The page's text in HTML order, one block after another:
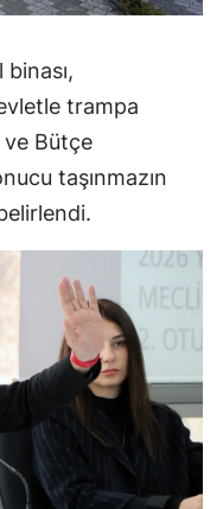
trampa
ve Bütçe
taşınmazın